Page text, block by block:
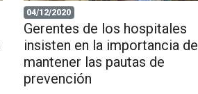
04/12/2020
Gerentes de los hospitales
insisten en la importancia de
mantener las pautas de
prevención